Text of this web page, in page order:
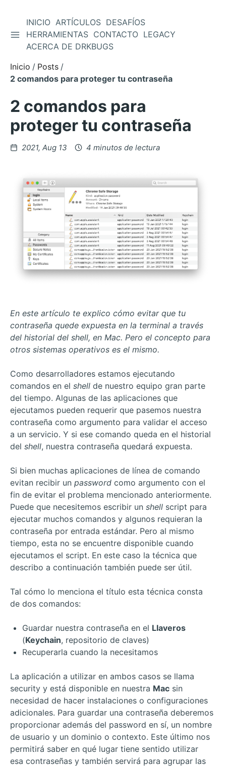
Saltar
contenido
ALTERNAR BARRA LATERAL
INICIO ARTÍCULOS DESAFÍOS
HERRAMIENTAS CONTACTO LEGACY
ACERCA DE DRKBUGS
Inicio
Posts
2 comandos para proteger tu contraseña
2 comandos para
proteger tu contraseña
Posteado
2021, Aug 13 4 minutos de lectura
En este artículo te explico cómo evitar que tu
contraseña quede expuesta en la terminal a través
del historial del shell, en Mac. Pero el concepto para
otros sistemas operativos es el mismo.
Como desarrolladores estamos ejecutando
comandos en el shell de nuestro equipo gran parte
del tiempo. Algunas de las aplicaciones que
ejecutamos pueden requerir que pasemos nuestra
contraseña como argumento para validar el acceso
a un servicio. Y si ese comando queda en el historial
del shell, nuestra contraseña quedará expuesta.
Si bien muchas aplicaciones de línea de comando
evitan recibir un password como argumento con el
fin de evitar el problema mencionado anteriormente.
Puede que necesitemos escribir un shell script para
ejecutar muchos comandos y algunos requieran la
contraseña por entrada estándar. Pero al mismo
tiempo, esta no se encuentre disponible cuando
ejecutamos el script. En este caso la técnica que
describo a continuación también puede ser útil.
Tal cómo lo menciona el título esta técnica consta
de dos comandos:
Guardar nuestra contraseña en el Llaveros
(Keychain, repositorio de claves)
Recuperarla cuando la necesitamos
La aplicación a utilizar en ambos casos se llama
security y está disponible en nuestra Mac sin
necesidad de hacer instalaciones o configuraciones
adicionales. Para guardar una contraseña deberemos
proporcionar además del password en sí, un nombre
de usuario y un dominio o contexto. Este último nos
permitirá saber en qué lugar tiene sentido utilizar
esa contraseñas y también servirá para agrupar las